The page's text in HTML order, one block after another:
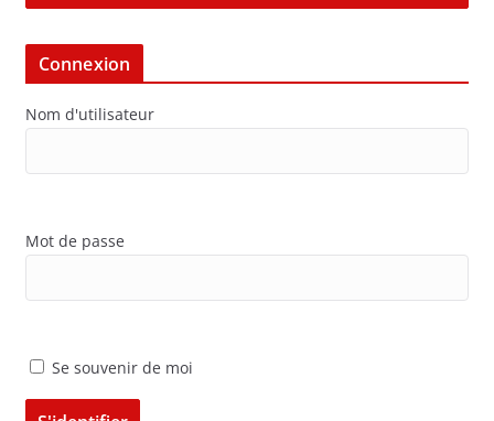
Connexion
Nom d'utilisateur
Mot de passe
Se souvenir de moi